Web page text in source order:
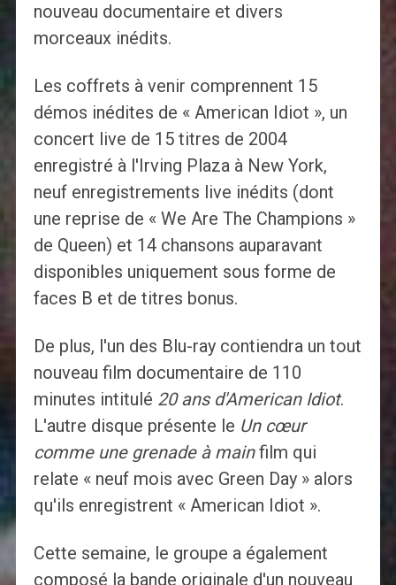
nouveau documentaire et divers
morceaux inédits.
Les coffrets à venir comprennent 15
démos inédites de « American Idiot », un
concert live de 15 titres de 2004
enregistré à l'Irving Plaza à New York,
neuf enregistrements live inédits (dont
une reprise de « We Are The Champions »
de Queen) et 14 chansons auparavant
disponibles uniquement sous forme de
faces B et de titres bonus.
De plus, l'un des Blu-ray contiendra un tout
nouveau film documentaire de 110
minutes intitulé 20 ans d'American Idiot.
L'autre disque présente le Un cœur
comme une grenade à mainfilm qui
relate « neuf mois avec Green Day » alors
qu'ils enregistrent « American Idiot ».
Cette semaine, le groupe a également
composé la bande originale d'un nouveau